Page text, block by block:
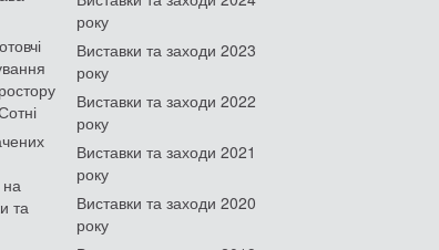
та
року
Виставки та заходи 2023
року
Виставки та заходи 2022
року
Виставки та заходи 2021
року
Виставки та заходи 2020
року